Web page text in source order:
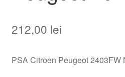
212,00 lei
PSA Citroen Peugeot 2403FW